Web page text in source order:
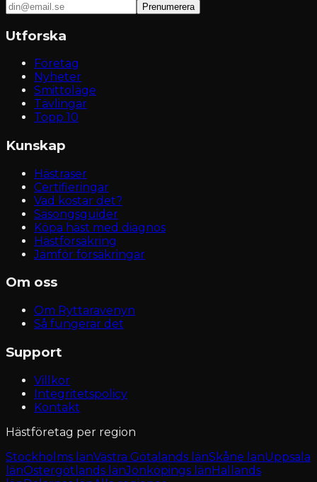
Prenumerera
Utforska
Företag
Nyheter
Smittoläge
Tävlingar
Topp 10
Kunskap
Hästraser
Certifieringar
Vad kostar det?
Säsongsguider
Köpa häst med diagnos
Hästförsäkring
Jämför försäkringar
Om oss
Om Ryttaravenyn
Så fungerar det
Support
Villkor
Integritetspolicy
Kontakt
Hästföretag per region
Stockholms länVästra Götalands länSkåne länUppsala
länÖstergötlands länJönköpings länHallands